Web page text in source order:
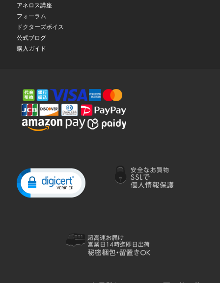
アネロス講座
フォーラム
ドクターズボイス
公式ブログ
購入ガイド